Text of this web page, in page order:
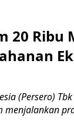
20 Ribu
(Persero)
menjalankan